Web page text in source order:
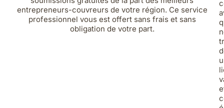
entrepreneurs-couvreurs de votre région. Ce service
professionnel vous est offert sans frais et sans
obligation de votre part.